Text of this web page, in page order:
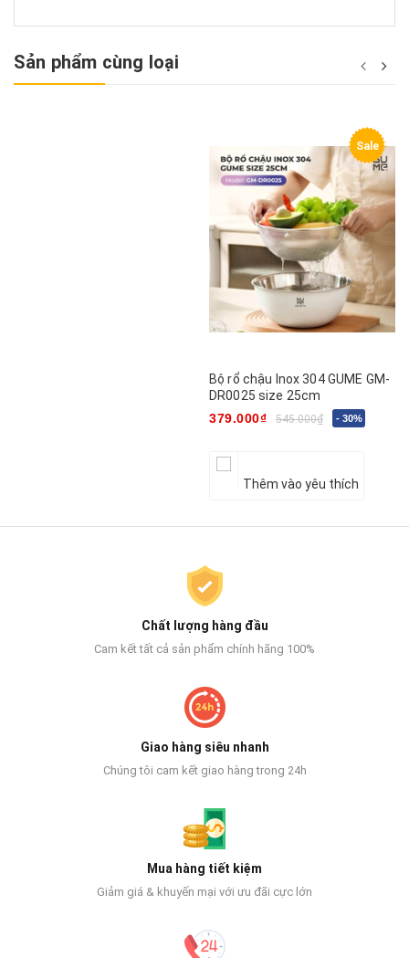
Sản phẩm cùng loại
Sale
Bộ rổ chậu Inox 304 GUME GM-
DR0025 size 25cm
379.000₫
545.000₫ - 30%
Thêm vào yêu thích
Chất lượng hàng đầu
Cam kết tất cả sản phẩm chính hãng 100%
Giao hàng siêu nhanh
Chúng tôi cam kết giao hàng trong 24h
Mua hàng tiết kiệm
Giảm giá & khuyến mại với ưu đãi cực lớn